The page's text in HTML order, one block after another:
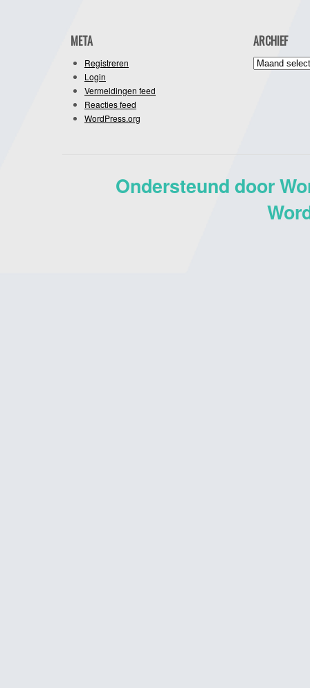
META
Registreren
Login
Vermeldingen feed
Reacties feed
WordPress.org
ARCHIEF
Archief
Ondersteund door